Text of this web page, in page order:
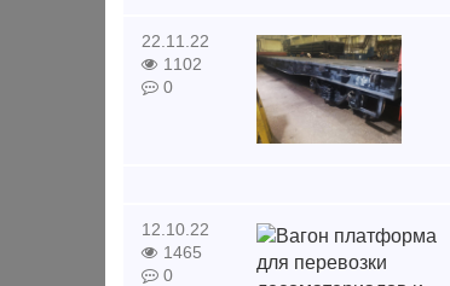
22.11.22
1102
0
12.10.22
1465
0